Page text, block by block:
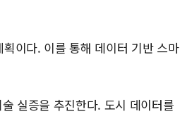
이다. 이를 통해 데이터 기반 스마
실증을 추진한다. 도시 데이터를